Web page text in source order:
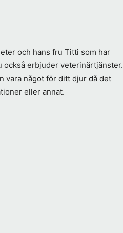
och hans fru Titti som har
också erbjuder veterinärtjänster.
vara något för ditt djur då det
eller annat.